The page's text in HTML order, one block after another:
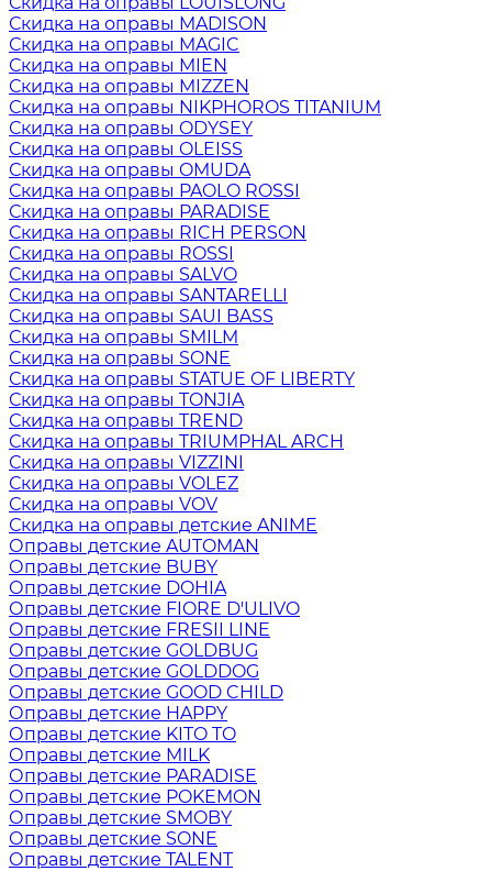
Скидка на оправы MADISON
Скидка на оправы MAGIC
Скидка на оправы MIEN
Скидка на оправы MIZZEN
Скидка на оправы NIKPHOROS TITANIUM
Скидка на оправы ODYSEY
Скидка на оправы OLEISS
Скидка на оправы OMUDA
Скидка на оправы PAOLO ROSSI
Скидка на оправы PARADISE
Скидка на оправы RICH PERSON
Скидка на оправы ROSSI
Скидка на оправы SALVO
Скидка на оправы SANTARELLI
Скидка на оправы SAUI BASS
Скидка на оправы SMILM
Скидка на оправы SONE
Скидка на оправы STATUE OF LIBERTY
Скидка на оправы TONJIA
Скидка на оправы TREND
Скидка на оправы TRIUMPHAL ARCH
Скидка на оправы VIZZINI
Скидка на оправы VOLEZ
Скидка на оправы VOV
Скидка на оправы детские ANIME
Оправы детские AUTOMAN
Оправы детские BUBY
Оправы детские DOHIA
Оправы детские FIORE D'ULIVO
Оправы детские FRESII LINE
Оправы детские GOLDBUG
Оправы детские GOLDDOG
Оправы детские GOOD CHILD
Оправы детские HAPPY
Оправы детские KITO TO
Оправы детские MILK
Оправы детские PARADISE
Оправы детские POKEMON
Оправы детские SMOBY
Оправы детские SONE
Оправы детские TALENT